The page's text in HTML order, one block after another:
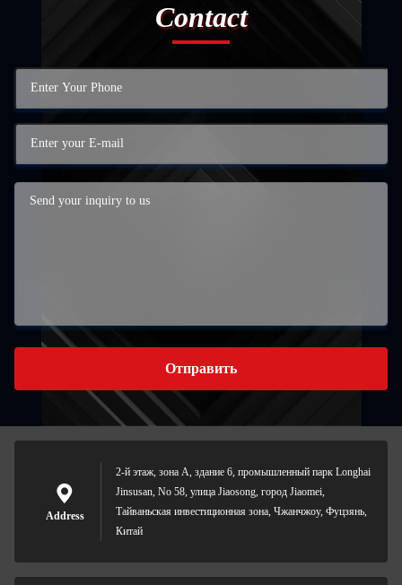
Contact
Отправить
Address
2-й этаж, зона А, здание 6, промышленный парк Longhai
Jinsusan, No 58, улица Jiaosong, город Jiaomei,
Тайваньская инвестиционная зона, Чжанчжоу, Фуцзянь,
Китай